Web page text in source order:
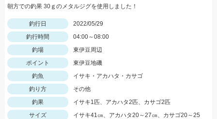
朝方での釣果 30ｇのメタルジグを使用しました！
釣行日
2022/05/29
釣行時間
04:00～08:00
釣場
東伊豆周辺
ポイント
東伊豆地磯
釣魚
イサキ・アカハタ・カサゴ
釣り方
その他
釣果
イサキ1匹、アカハタ2匹、カサゴ2匹
サイズ
イサキ41㎝、アカハタ20～27㎝、カサゴ20～25